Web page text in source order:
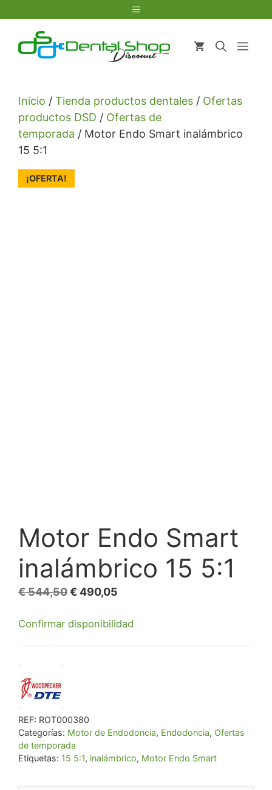
contenido
Menú
Inicio / Tienda productos dentales / Ofertas
productos DSD / Ofertas de
temporada / Motor Endo Smart inalámbrico
15 5:1
¡OFERTA!
Motor Endo Smart
inalámbrico 15 5:1
€544,50El
original
€ 490,05
actual
Confirmar disponibilidad
REF: ROT000380
Categorías: Motor de Endodoncia, Endodoncia, Ofertas
de temporada
Etiquetas: 15 5:1, inalámbrico, Motor Endo Smart